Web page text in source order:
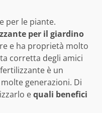
per le piante.
per il giardino
e ha proprietà molto
corretta degli amici
è un
generazioni. Di
equali benefici